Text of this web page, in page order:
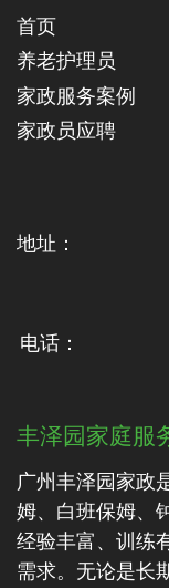
首页
养老护理员
家政服务案例
家政员应聘
地址：
电话：
丰泽园家庭服
广州丰泽园家政
姆、白班保姆、
经验丰富、训练
需求。无论是长